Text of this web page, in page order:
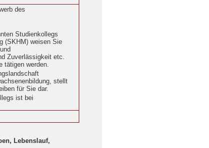
des
Studienkollegs
(SKHM) weisen Sie
Zuverlässigkeit etc.
tätigen werden.
stellt
für Sie dar.
ist bei
Lebenslauf,